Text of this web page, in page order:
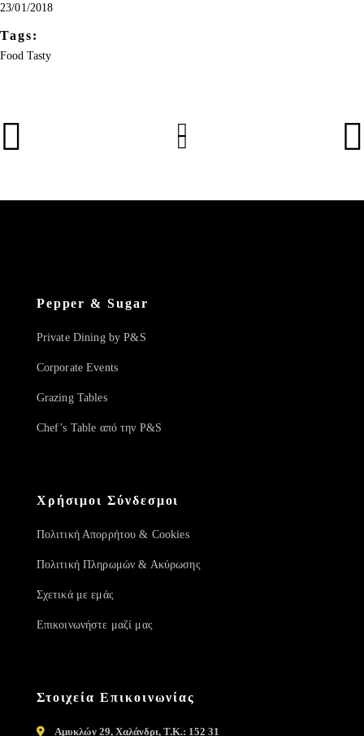
23/01/2018
Tags:
Food Tasty
Pepper & Sugar
Private Dining by P&S
Corporate Events
Grazing Tables
Chef’s Table από την P&S
Χρήσιμοι Σύνδεσμοι
Πολιτική Απορρήτου & Cookies
Πολιτική Πληρωμών & Ακύρωσης
Σχετικά με εμάς
Επικοινωνήστε μαζί μας
Στοιχεία Επικοινωνίας
Αμυκλών 29, Χαλάνδρι, Τ.Κ.: 152 31